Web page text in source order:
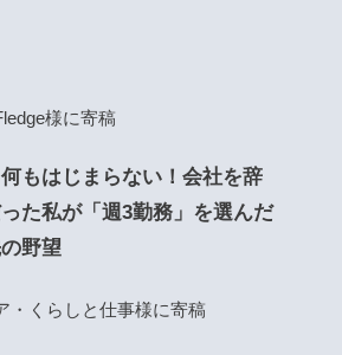
様に寄稿
もはじまらない！会社を辞
た私が「週3勤務」を選んだ
野望
・くらしと仕事様に寄稿